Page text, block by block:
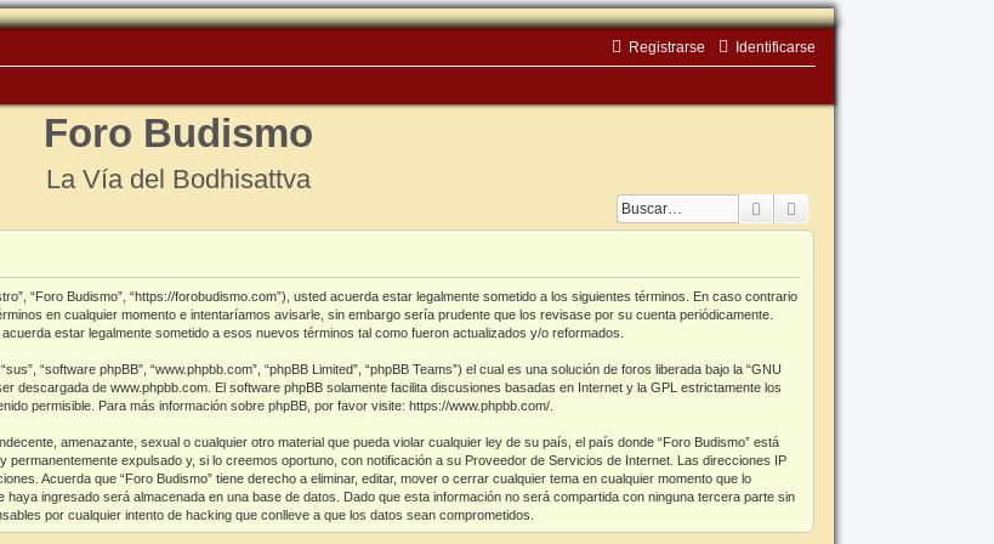
Identificarse
Registrarse
Foro Budismo
La Vía del Bodhisattva
Buscar
“Foro Budismo”, “https://forobudismo.com”), usted acuerda estar legalmente sometido a los siguientes términos. En caso contrario
en cualquier momento e intentaríamos avisarle, sin embargo sería prudente que los revisase por su cuenta periódicamente.
estar legalmente sometido a esos nuevos términos tal como fueron actualizados y/o reformados.
“software phpBB”, “www.phpbb.com”, “phpBB Limited”, “phpBB Teams”) el cual es una solución de foros liberada bajo la “GNU
descargada de www.phpbb.com. El software phpBB solamente facilita discusiones basadas en Internet y la GPL estrictamente los
permisible. Para más información sobre phpBB, por favor visite: https://www.phpbb.com/.
amenazante, sexual o cualquier otro material que pueda violar cualquier ley de su país, el país donde “Foro Budismo” está
expulsado y, si lo creemos oportuno, con notificación a su Proveedor de Servicios de Internet. Las direcciones IP
Acuerda que “Foro Budismo” tiene derecho a eliminar, editar, mover o cerrar cualquier tema en cualquier momento que lo
ingresado será almacenada en una base de datos. Dado que esta información no será compartida con ninguna tercera parte sin
por cualquier intento de hacking que conlleve a que los datos sean comprometidos.